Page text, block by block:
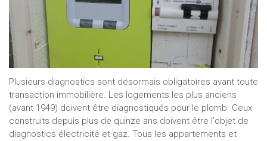
Plusieurs diagnostics sont désormais obligatoires avant toute
transaction immobilière. Les logements les plus anciens
(avant 1949) doivent être diagnostiqués pour le plomb. Ceux
construits depuis plus de quinze ans doivent être l'objet de
diagnostics électricité et gaz. Tous les appartements et